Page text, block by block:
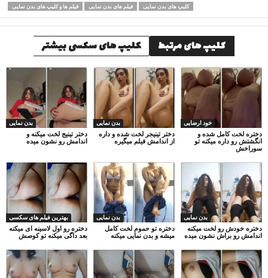
فیلم ها و کلیپ های بدن نمایی
فیلم های بدن نمایی کلیپ های بدن نمایی
کلیپ های مرتبط کلیپ های سکسی بیشتر
بدن نمایی
دختر تینیج لخت میکنه و
اندامش رو نشون میده
بدن نمایی
دختر تینیجر لخت شده و داره
از اندامش فیلم میگیره
خود ارضایی
دختره لخت کامل شده و
انگشتش رو داره میکنه تو
سوراخش
بهترین فیلم های سکسی
دختره رو اول لاسینه ای میکنه
بعد داگی میکنه تو کوصش
بدن نمایی
دختره تو حموم لخت کامل
میشه و بدن نمایی میکنه
بدن نمایی
دختره خودش رو لخت میکنه
اندامش رو براش نشون میده